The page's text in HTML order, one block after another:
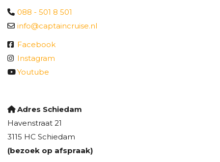
088 - 501 8 501
info@captaincruise.nl
Facebook
Instagram
Youtube
Adres Schiedam
Havenstraat 21
3115 HC Schiedam
(bezoek op afspraak)